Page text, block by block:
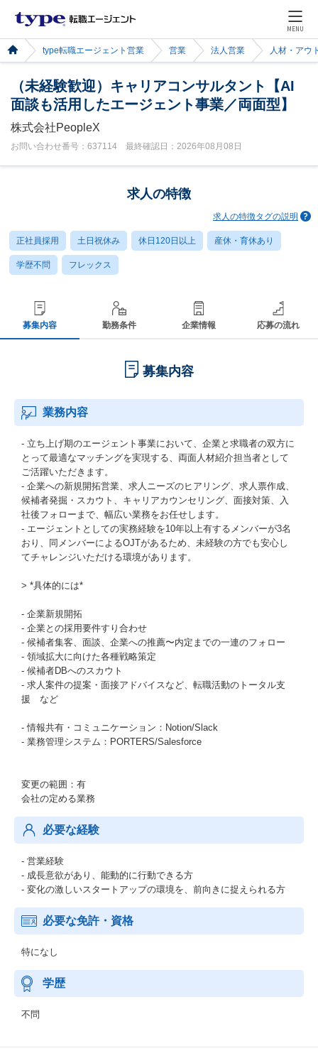
MENU
type転職エージェント営業 営業 法人営業 人材・アウ
（未経験歓迎）キャリアコンサルタント【AI
面談も活用したエージェント事業／両面型】
株式会社PeopleX
お問い合わせ番号：637114 最終確認日：2026年08月08日
求人の特徴
求人の特徴タグの説明
正社員採用 土日祝休み 休日120日以上 産休・育休あり
学歴不問 フレックス
募集内容 勤務条件 企業情報 応募の流れ
募集内容
業務内容
- 立ち上げ期のエージェント事業において、企業と求職者の双方に
とって最適なマッチングを実現する、両面人材紹介担当者として
ご活躍いただきます。
- 企業への新規開拓営業、求人ニーズのヒアリング、求人票作成、
候補者発掘・スカウト、キャリアカウンセリング、面接対策、入
社後フォローまで、幅広い業務をお任せします。
- エージェントとしての実務経験を10年以上有するメンバーが3名
おり、同メンバーによるOJTがあるため、未経験の方でも安心し
てチャレンジいただける環境があります。
> *具体的には*
- 企業新規開拓
- 企業との採用要件すり合わせ
- 候補者集客、面談、企業への推薦〜内定までの一連のフォロー
- 領域拡大に向けた各種戦略策定
- 候補者DBへのスカウト
- 求人案件の提案・面接アドバイスなど、転職活動のトータル支
援 など
- 情報共有・コミュニケーション：Notion/Slack
- 業務管理システム：PORTERS/Salesforce
変更の範囲：有
会社の定める業務
必要な経験
- 営業経験
- 成長意欲があり、能動的に行動できる方
- 変化の激しいスタートアップの環境を、前向きに捉えられる方
必要な免許・資格
特になし
学歴
不問